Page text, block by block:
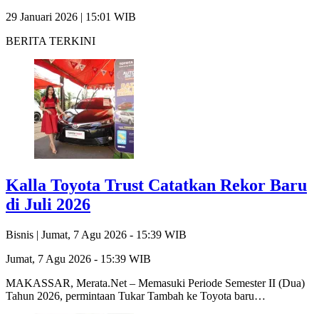
29 Januari 2026 | 15:01 WIB
BERITA TERKINI
Kalla Toyota Trust Catatkan Rekor Baru
di Juli 2026
Bisnis | Jumat, 7 Agu 2026 - 15:39 WIB
Jumat, 7 Agu 2026 - 15:39 WIB
MAKASSAR, Merata.Net – Memasuki Periode Semester II (Dua)
Tahun 2026, permintaan Tukar Tambah ke Toyota baru…